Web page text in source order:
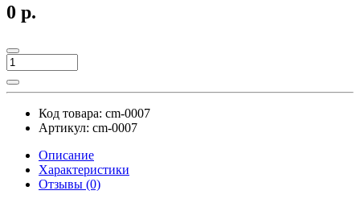
0 р.
Код товара: cm-0007
Артикул: cm-0007
Описание
Характеристики
Отзывы (0)